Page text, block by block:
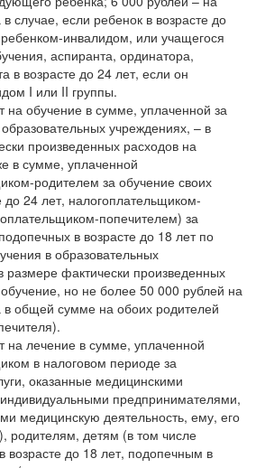
случае, если ребенок в возрасте до
инвалидом, или учащегося
аспиранта, ординатора,
в возрасте до 24 лет, если он
I или II группы.
на обучение в сумме, уплаченной за
учреждениях, – в
произведенных расходов на
в сумме, уплаченной
родителем за обучение своих
до 24 лет, налогоплательщиком-
попечителем) за
в возрасте до 18 лет по
в образовательных
размере фактически произведенных
но не более 50 000 рублей на
в общей сумме на обоих родителей
на лечение в сумме, уплаченной
в налоговом периоде за
оказанные медицинскими
предпринимателями,
медицинскую деятельность, ему, его
родителям, детям (в том числе
возрасте до 18 лет, подопечным в